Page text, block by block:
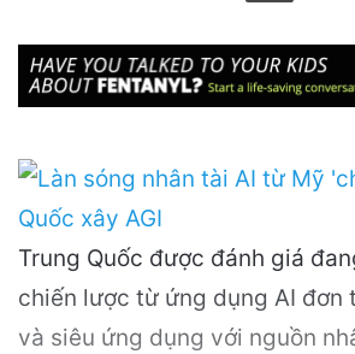
Trung Quốc được đánh giá
chiến lược từ ứng dụng AI đơn
và siêu ứng dụng với nguồn